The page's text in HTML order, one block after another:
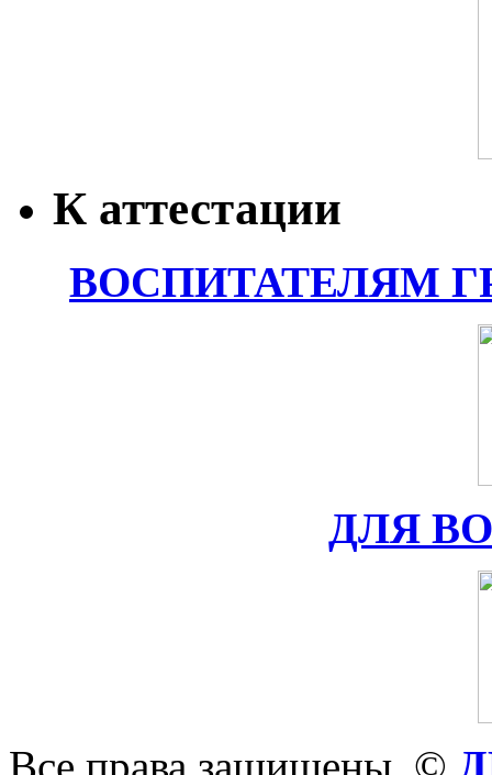
К аттестации
ВОСПИТАТЕЛЯМ
ДЛЯ
Все права защищены. ©